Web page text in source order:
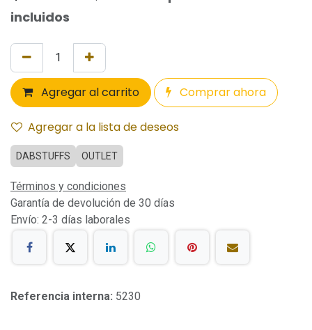
incluidos
Agregar al carrito Comprar ahora
Agregar a la lista de deseos
DABSTUFFS OUTLET
Términos y condiciones
Garantía de devolución de 30 días
Envío: 2-3 días laborales
Referencia interna: 5230